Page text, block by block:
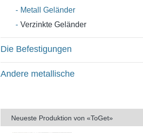
- Metall Geländer
- Verzinkte Geländer
Die Befestigungen
Andere metallische
Neueste Produktion von «ToGet»